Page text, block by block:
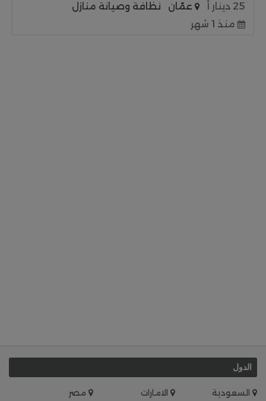
25 دينار أ عمّان
نظافة وصيانة منازل
منذ 1 شهر
الدول
السعودية الامارات
مصر